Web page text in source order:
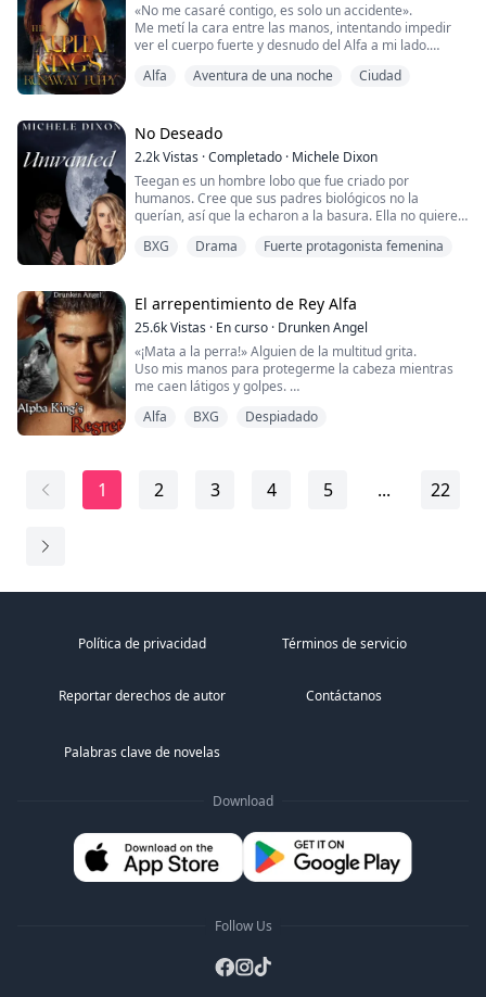
«No me casaré contigo, es solo un accidente».
Me metí la cara entre las manos, intentando impedir
ver el cuerpo fuerte y desnudo del Alfa a mi lado.
sabía su nombre. ¿Qué diablos hice anoche después de
agarró la mano con fuerza, sus ojos ardían de peligro.
«No, eso es imposible...» ...
Alfa Aventura de una noche Ciudad
No Deseado
2.2kVistas ·Completado · Michele Dixon
Teegan es un hombre lobo que fue criado por
humanos. Cree que sus padres biológicos no la
querían, así que la echaron a la basura. Ella no quiere
Sin embargo, cuando conoce a su compañero Joel, sus
sucedió hace tantos años.
Teegan y Joel ...
BXG Drama Fuerte protagonista femenina
El arrepentimiento de Rey Alfa
25.6kVistas · En curso · Drunken Angel
«¡Mata a la perra!» Alguien de la multitud grita.
Uso mis manos para protegerme la cabeza mientras
me caen látigos y golpes.
patadas y puñetazos en cada parte expuesta de mi
aleja de mí.
Alfa BXG Despiadado
1 2 3 4 5 ... 22
Política de privacidad Términos de servicio
Reportar derechos de autor Contáctanos
Palabras clave de novelas
Download
Follow Us